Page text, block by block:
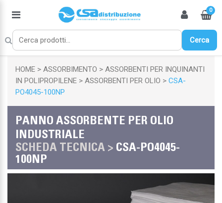
0
Cerca
HOME ASSORBIMENTO
ASSORBENTI PER INQUINANTI
IN POLIPROPILENE
ASSORBENTI PER OLIO
CSA-
PO4045-100NP
PANNO ASSORBENTE PER OLIO
INDUSTRIALE
SCHEDA TECNICA > CSA-PO4045-
100NP
Chiudi